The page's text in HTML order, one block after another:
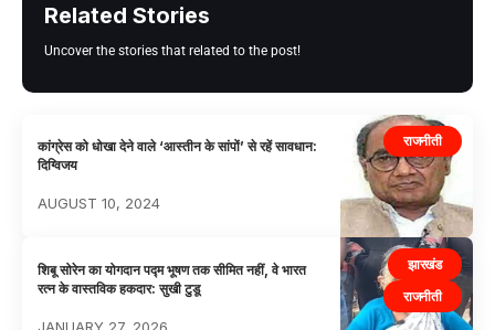
Related Stories
Uncover the stories that related to the post!
राजनीती
कांग्रेस को धोखा देने वाले ‘आस्तीन के सांपों’ से रहें सावधान:
दिग्विजय
AUGUST 10, 2024
झारखंड
राजनीती
शिबू सोरेन का योगदान पद्म भूषण तक सीमित नहीं, वे भारत
रत्न के वास्तविक हकदार: सुखी टुडू
JANUARY 27, 2026